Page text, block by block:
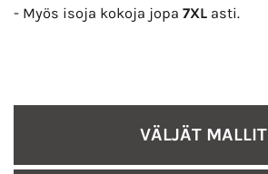
- Myös isoja kokoja jopa 7XL asti.
VÄLJÄT MALLIT